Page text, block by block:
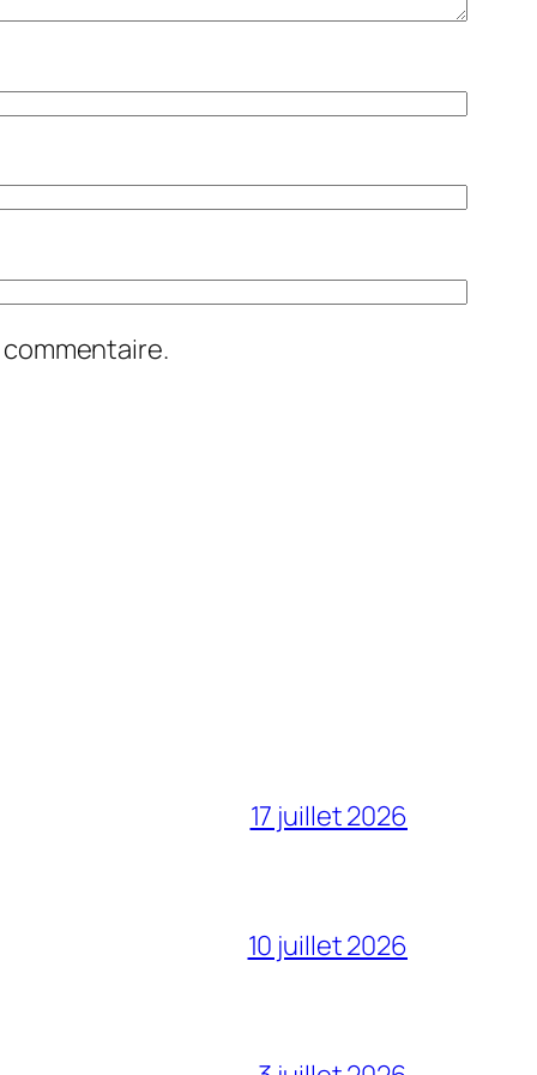
17 juillet 2026
10 juillet 2026